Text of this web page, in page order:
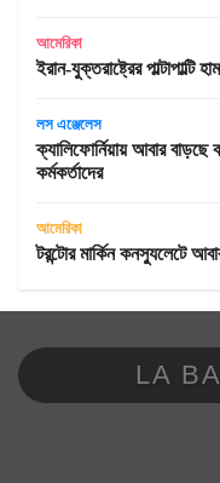
আমেরিকা
ইরান-যুক্তরাষ্ট্রের
লস এঞ্জেলেস
ক্যালিফোর্নিয়ায় আবার বাড়ছে
কর্মকর্তাদের
আমেরিকা
টরন্টোর মার্কিন কনস্যুলেটে
LA